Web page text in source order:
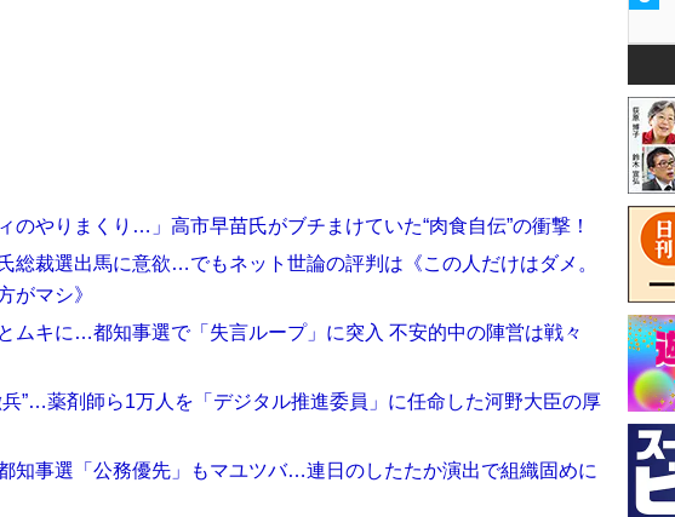
のやりまくり…」高市早苗氏がブチまけていた“肉食自伝”の衝撃！
総裁選出馬に意欲…でもネット世論の評判は《この人だけはダメ。
がマシ》
ムキに…都知事選で「失言ループ」に突入 不安的中の陣営は戦々
兵”…薬剤師ら1万人を「デジタル推進委員」に任命した河野大臣の厚
知事選「公務優先」もマユツバ…連日のしたたか演出で組織固めに